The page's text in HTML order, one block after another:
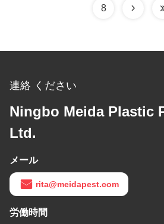
8
連絡 ください
Ningbo Meida Plastic
Ltd.
メール
rita@meidapest.com
労働時間